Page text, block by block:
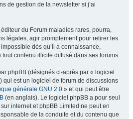
de gestion de la newsletter si j’ai
du Forum maladies rares, pourra,
légales, agir promptement pour retirer les
dès qu’il a connaissance,
contenu illicite diffusé dans ses forums.
phpBB (désignés ci-après par « logiciel
qui est un logiciel de forum de discussions
générale GNU 2.0 » et qui peut être
(en anglais). Le logiciel phpBB a pour seul
internet et phpBB Limited ne peut en
de la conduite et du contenu que